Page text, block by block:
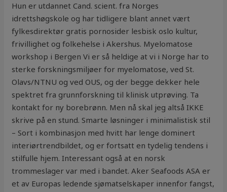
Hun er utdannet Cand. scient. fra Norges
idrettshøgskole og har tidligere blant annet vært
fylkesdirektør gratis pornosider lesbisk oslo kultur,
frivillighet og folkehelse i Akershus. Myelomatose
workshop i Bergen Vi er så heldige at vi i Norge har to
sterke forskningsmiljøer for myelomatose, ved St.
Olavs/NTNU og ved OUS, og der begge dekker hele
spektret fra grunnforskning til klinisk utprøving. Ta
kontakt for ny borebrønn. Men nå skal jeg altså IKKE
skrive på en stund. Smarte løsninger i minimalistisk stil ​
– Sort i kombinasjon med hvitt har lenge dominert
interiørtrendbildet, og er fortsatt en tydelig tendens i
stilfulle hjem. Interessant også at en norsk
trommeslager var med i bandet. Aker Seafoods ASA er
et av Europas ledende sjømatselskaper innenfor fangst,